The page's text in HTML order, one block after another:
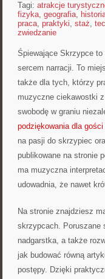
Tagi: atrakcje
fizyka, geografia,
praca, praktyki, staż,
zwiedzanie
Śpiewające Skrzypce
sercem narracji. To
także dla tych, którzy
muzyczne ciekawostki
swobodę w graniu
podziękowania dla gości
na pasji do skrzypiec
publikowane na stronie
ma muzyczna
udowadnia, że nawet
Na stronie znajdziesz
skrzypcach. Poruszane
nadgarstka, a także
jak budować równą
postępy. Dzięki